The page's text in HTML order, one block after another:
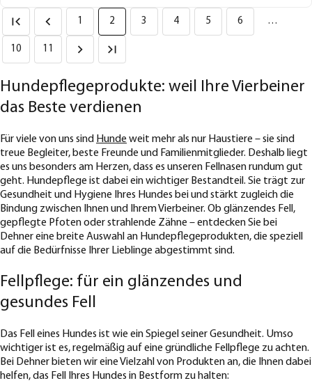
1 2 3 4 5 6 …
10 11
Hundepflegeprodukte: weil Ihre Vierbeiner
das Beste verdienen
Für viele von uns sind Hunde weit mehr als nur Haustiere – sie sind
treue Begleiter, beste Freunde und Familienmitglieder. Deshalb liegt
es uns besonders am Herzen, dass es unseren Fellnasen rundum gut
geht. Hundepflege ist dabei ein wichtiger Bestandteil. Sie trägt zur
Gesundheit und Hygiene Ihres Hundes bei und stärkt zugleich die
Bindung zwischen Ihnen und Ihrem Vierbeiner. Ob glänzendes Fell,
gepflegte Pfoten oder strahlende Zähne – entdecken Sie bei
Dehner eine breite Auswahl an Hundepflegeprodukten, die speziell
auf die Bedürfnisse Ihrer Lieblinge abgestimmt sind.
Fellpflege: für ein glänzendes und
gesundes Fell
Das Fell eines Hundes ist wie ein Spiegel seiner Gesundheit. Umso
wichtiger ist es, regelmäßig auf eine gründliche Fellpflege zu achten.
Bei Dehner bieten wir eine Vielzahl von Produkten an, die Ihnen dabei
helfen, das Fell Ihres Hundes in Bestform zu halten: